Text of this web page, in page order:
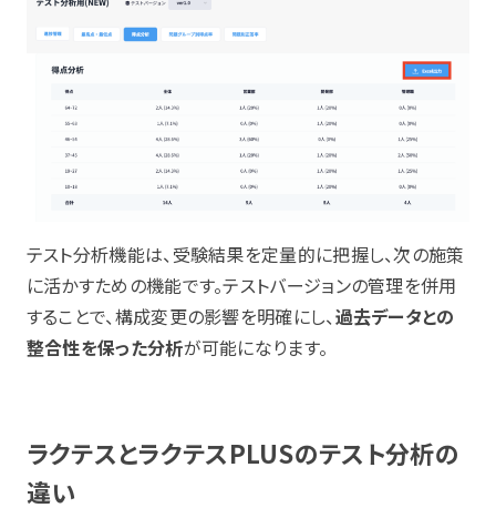
テスト分析機能は、受験結果を定量的に把握し、次の施策
に活かすための機能です。テストバージョンの管理を併用
することで、構成変更の影響を明確にし、過去データとの
整合性を保った分析が可能になります。
ラクテスとラクテスPLUSのテスト分析の
違い